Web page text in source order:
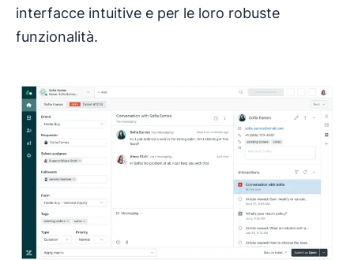
interfacce intuitive e per le loro robuste
funzionalità.